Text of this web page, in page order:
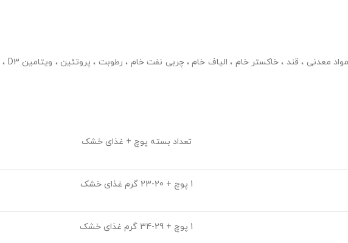
غذای گربه اینستینکتیو ژله ای حاوی گوشت و مشتقات حیوانی ، عصاره پروتئین گیاهی ، مشتقات گیاهی ، روغن ها و چربی ها ، مواد معدنی ، قند ، خاکستر خام ، الیاف خام ، چربی نفت خام ، رطوبت ، پروتئین ، ویتامین D3 ،
تعداد بسته پوچ + غذای خشک
1 پوچ + 20-23 گرم غذای خشک
1 پوچ + 29-34 گرم غذای خشک